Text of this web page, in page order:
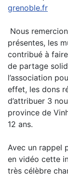
grenoble.fr
Nous
présentes, les
contribué à
de partage
l’association
effet, les dons
d’attribuer 3
province de
12 ans.
Avec un rappel
en vidéo cette
très célèbre